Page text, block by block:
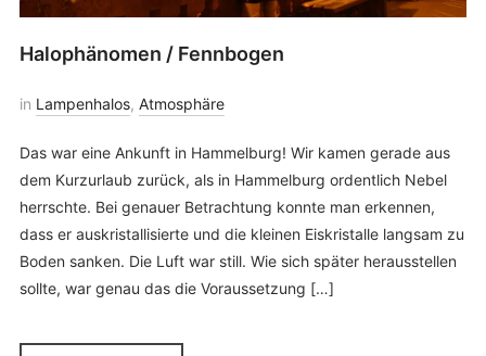
Halophänomen / Fennbogen
in Lampenhalos, Atmosphäre
Das war eine Ankunft in Hammelburg! Wir kamen gerade aus
dem Kurzurlaub zurück, als in Hammelburg ordentlich Nebel
herrschte. Bei genauer Betrachtung konnte man erkennen,
dass er auskristallisierte und die kleinen Eiskristalle langsam zu
Boden sanken. Die Luft war still. Wie sich später herausstellen
sollte, war genau das die Voraussetzung […]